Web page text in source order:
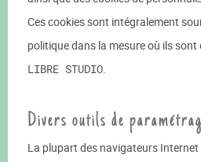
Ces cookies sont intégralement
politique dans la mesure où ils sont
LIBRE STUDIO
Divers outils de
La plupart des navigateurs